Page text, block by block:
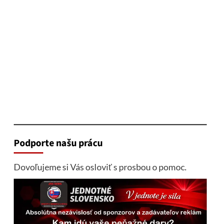
Podporte našu prácu
Dovoľujeme si Vás osloviť s prosbou o pomoc.